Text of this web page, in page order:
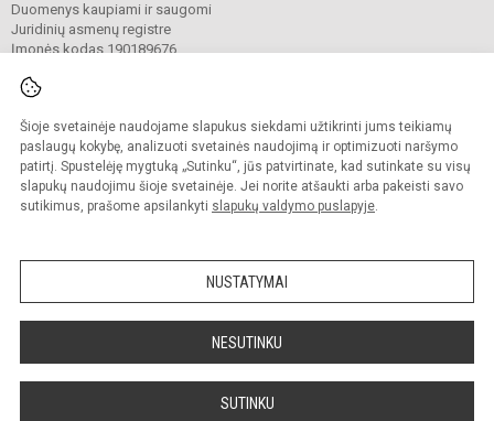
Šioje svetainėje naudojame slapukus siekdami užtikrinti jums teikiamų
paslaugų kokybę, analizuoti svetainės naudojimą ir optimizuoti naršymo
patirtį. Spustelėję mygtuką „Sutinku“, jūs patvirtinate, kad sutinkate su visų
slapukų naudojimu šioje svetainėje. Jei norite atšaukti arba pakeisti savo
sutikimus, prašome apsilankyti slapukų valdymo puslapyje.
NUSTATYMAI
NESUTINKU
SUTINKU
Duomenys kaupiami ir saugomi
Juridinių asmenų registre
Įmonės kodas 190189676
© 2023 Prienų "Žiburio" gimnazija. Visos teisės saugomos.
Kopijuoti turinį be raštiško gimnazijos sutikimo griežtai draudžiama.
Versija neįgaliesiems Slapukų politika
Sumanus būdas atnaujinti